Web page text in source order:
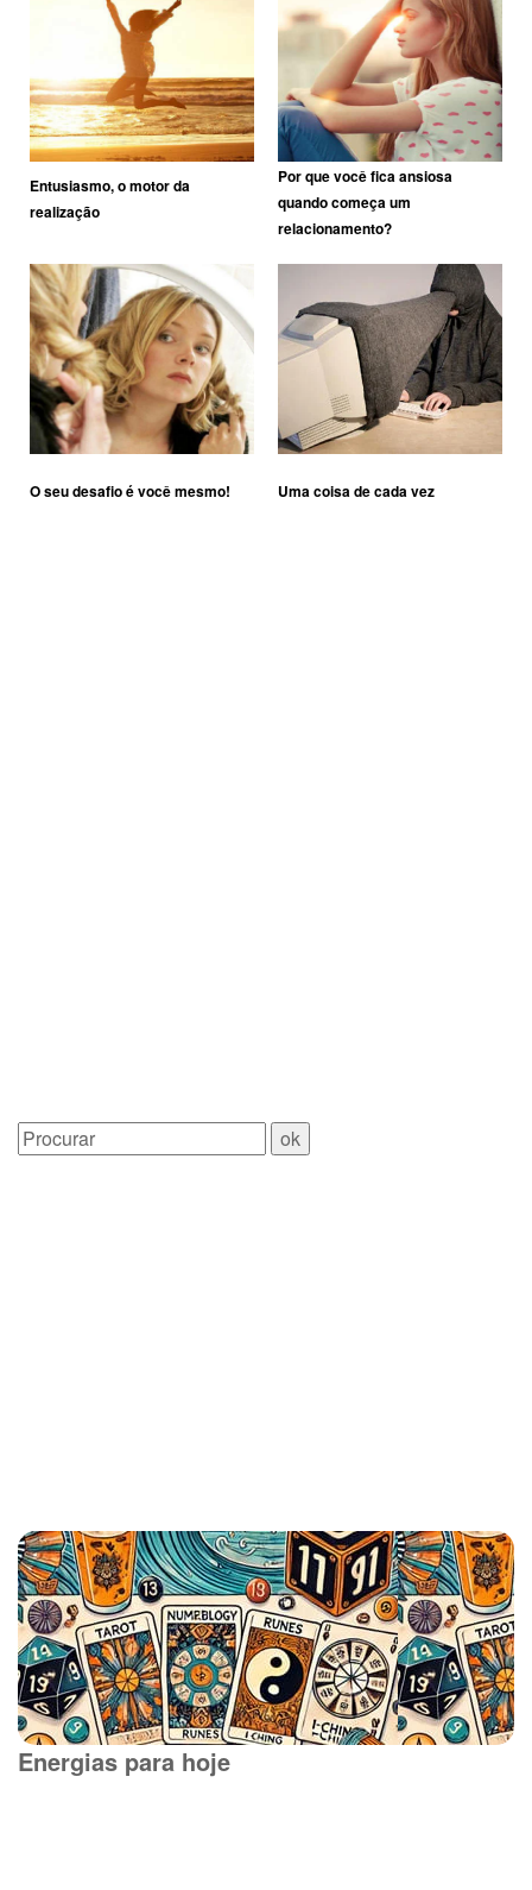
Entusiasmo, o motor da
realização
Por que você fica ansiosa
quando começa um
relacionamento?
O seu desafio é você mesmo! Uma coisa de cada vez
Energias para hoje